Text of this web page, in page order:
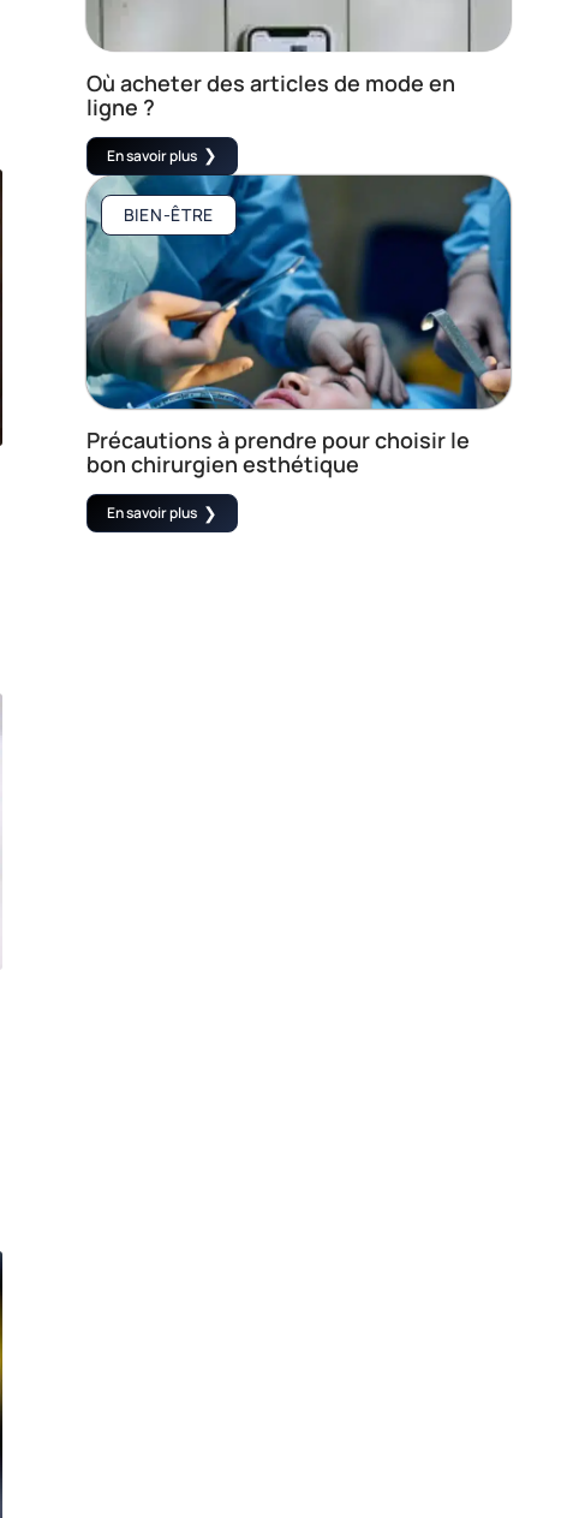
Où acheter des articles de mode en
ligne ?
En savoir plus
BIEN-ÊTRE
Précautions à prendre pour choisir le
bon chirurgien esthétique
En savoir plus